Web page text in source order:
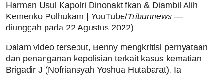
Harman Usul Kapolri Dinonaktifkan & Diambil Alih
Kemenko Polhukam | YouTube/Tribunnews —
diunggah pada 22 Agustus 2022).
Dalam video tersebut, Benny mengkritisi pernyataan
dan penanganan kepolisian terkait kasus kematian
Brigadir J (Nofriansyah Yoshua Hutabarat). Ia